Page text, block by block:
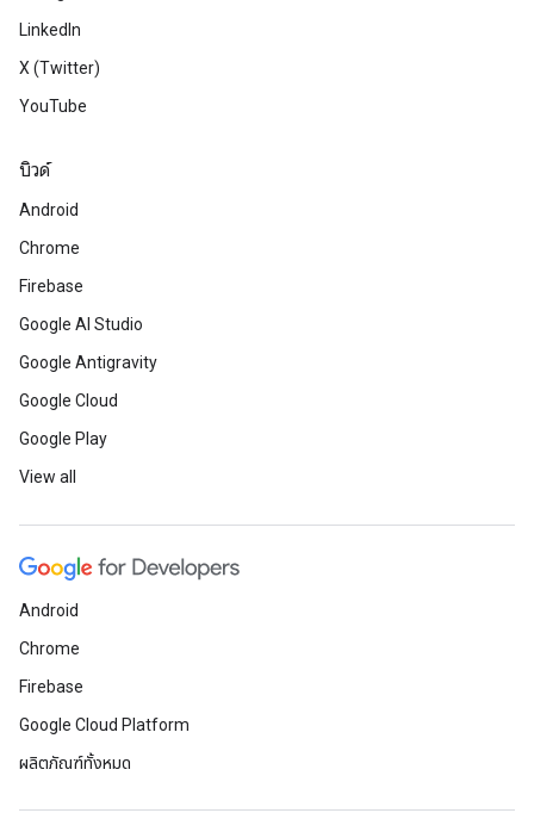
LinkedIn
X (Twitter)
YouTube
บิวด์
Android
Chrome
Firebase
Google AI Studio
Google Antigravity
Google Cloud
Google Play
View all
Android
Chrome
Firebase
Google Cloud Platform
ผลิตภัณฑ์ทั้งหมด